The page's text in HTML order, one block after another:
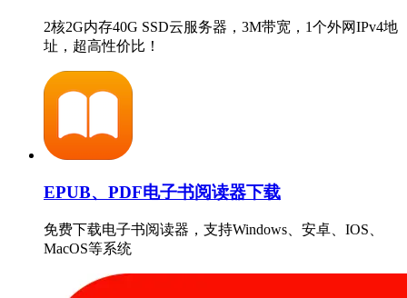
2核2G内存40G SSD云服务器，3M带宽，1个外网IPv4地
址，超高性价比！
EPUB、PDF电子书阅读器下载
免费下载电子书阅读器，支持Windows、安卓、IOS、
MacOS等系统